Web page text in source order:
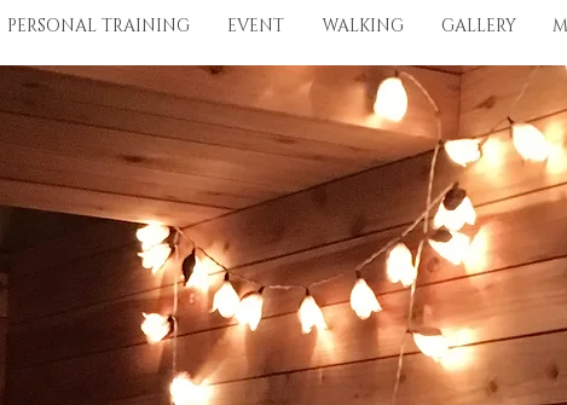
PERSONAL TRAINING EVENT WALKING GALLERY